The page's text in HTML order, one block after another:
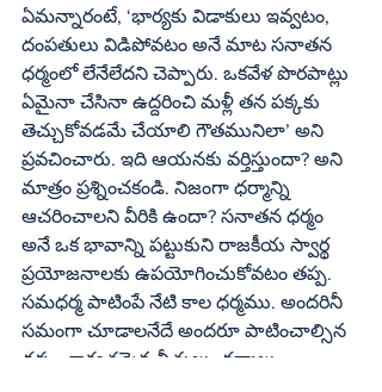
ఏమన్నారంటే, ‘భార్యకు విడాకులు ఇవ్వటం,
దంపతులు విడిపోవటం అనే మాట సనాతన
ధర్మంలో లేనేలేదని చెప్పారు. ఒకవేళ పొరపాట్లు
ఏమైనా చేసినా ఉద్దరించి మళ్లీ తన పక్కకు
తెచ్చుకోవడమే చేయాలి గౌతమునిలా’ అని
ప్రవచించారు. ఇది ఆయనకు వర్తిస్తుందా? అని
మాత్రం ప్రశ్నించకండి. నిజంగా ధర్మాన్ని
ఆచరించాలని వీరికి ఉందా? సనాతన ధర్మం
అనే ఒక భావాన్ని పట్టుకుని రాజకీయ స్వార్థ
ప్రయోజనాలకు ఉపయోగించుకోవటం తప్ప.
సమధర్మ పాటింపే నేటి కాల ధర్మము. అందరినీ
సమంగా చూడాలనేదే అందరూ పాటించాల్సిన
ధర్మం. శాశ్వతమైన నీతులు, ధర్మాలు,